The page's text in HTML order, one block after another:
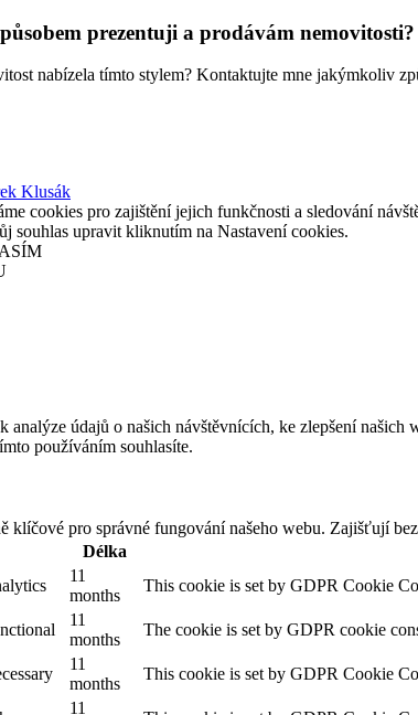
prezentuji a prodávám nemovitosti?
nabízela tímto stylem? Kontaktujte mne jakýmkoliv
Klusák
cookies pro zajištění jejich funkčnosti a sledování
souhlas upravit kliknutím na Nastavení cookies.
analýze údajů o našich návštěvnících, ke zlepšení
používáním souhlasíte.
klíčové pro správné fungování našeho webu. Zajišťují
Délka
11
months
This cookie is set by GDPR Cookie
11
months
The cookie is set by GDPR cookie
11
months
This cookie is set by GDPR Cookie
11